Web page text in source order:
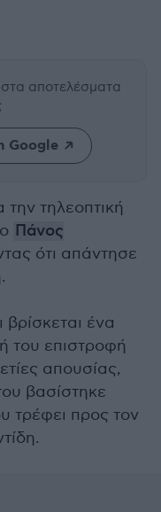
στα αποτελέσματα
Google
τηλεοπτική
Πάνος
ότι απάντησε
ένα
του επιστροφή
απουσίας,
βασίστηκε
τρέφει προς τον